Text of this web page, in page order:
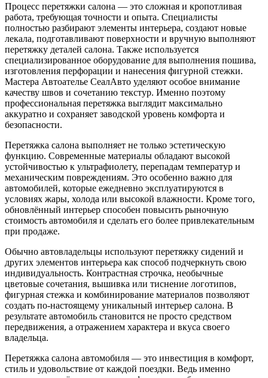
Процесс перетяжки салона — это сложная и кропотливая
работа, требующая точности и опыта. Специалисты
полностью разбирают элементы интерьера, создают новые
лекала, подготавливают поверхности и вручную выполняют
перетяжку деталей салона. Также используется
специализированное оборудование для выполнения пошива,
изготовления перфорации и нанесения фигурной стежки.
Мастера Автоателье СеалАвто уделяют особое внимание
качеству швов и сочетанию текстур. Именно поэтому
профессиональная перетяжка выглядит максимально
аккуратно и сохраняет заводской уровень комфорта и
безопасности.
Перетяжка салона выполняет не только эстетическую
функцию. Современные материалы обладают высокой
устойчивостью к ультрафиолету, перепадам температур и
механическим повреждениям. Это особенно важно для
автомобилей, которые ежедневно эксплуатируются в
условиях жары, холода или высокой влажности. Кроме того,
обновлённый интерьер способен повысить рыночную
стоимость автомобиля и сделать его более привлекательным
при продаже.
Обычно автовладельцы используют перетяжку сидений и
других элементов интерьера как способ подчеркнуть свою
индивидуальность. Контрастная строчка, необычные
цветовые сочетания, вышивка или тиснение логотипов,
фигурная стежка и комбинирование материалов позволяют
создать по-настоящему уникальный интерьер салона. В
результате автомобиль становится не просто средством
передвижения, а отражением характера и вкуса своего
владельца.
Перетяжка салона автомобиля — это инвестиция в комфорт,
стиль и удовольствие от каждой поездки. Ведь именно